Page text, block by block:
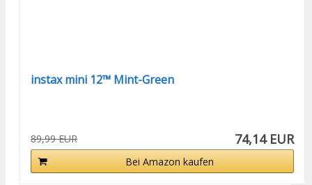
instax mini 12™ Mint-Green
89,99 EUR 74,14 EUR
Bei Amazon kaufen